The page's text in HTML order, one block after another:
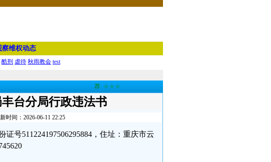
察维权动态
酷刑 虐待 秋雨教会 test
荐 ★★★
台分局行政违法书
时间：2026-06-11 22:25
号511224197506295884，住址：重庆市云